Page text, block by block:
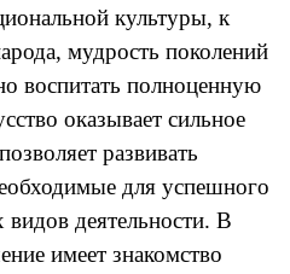
культуры, к
мудрость поколений
воспитать полноценную
оказывает сильное
развивать
для успешного
деятельности. В
имеет знакомство